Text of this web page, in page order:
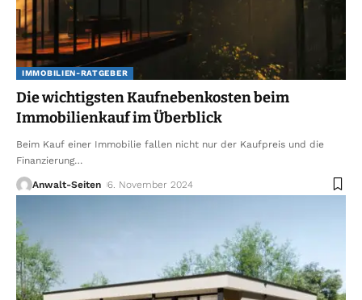
IMMOBILIEN-RATGEBER
Die wichtigsten Kaufnebenkosten beim
Immobilienkauf im Überblick
Beim Kauf einer Immobilie fallen nicht nur der Kaufpreis und die
Finanzierung…
Anwalt-Seiten 6. November 2024